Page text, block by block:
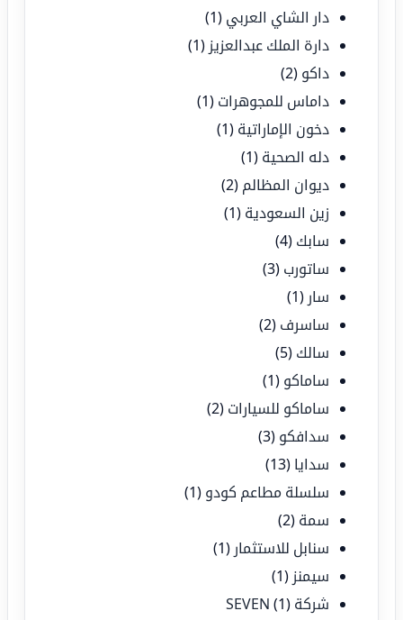
دار الشاي العربي (1)
دارة الملك عبدالعزيز (1)
داكو (2)
داماس للمجوهرات (1)
دخون الإماراتية (1)
دله الصحية (1)
ديوان المظالم (2)
زين السعودية (1)
سابك (4)
ساتورب (3)
سار (1)
ساسرف (2)
سالك (5)
ساماكو (1)
ساماكو للسيارات (2)
سدافكو (3)
سدايا (13)
سلسلة مطاعم كودو (1)
سمة (2)
سنابل للاستثمار (1)
سيمنز (1)
شركة SEVEN (1)